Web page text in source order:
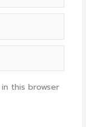
this browser